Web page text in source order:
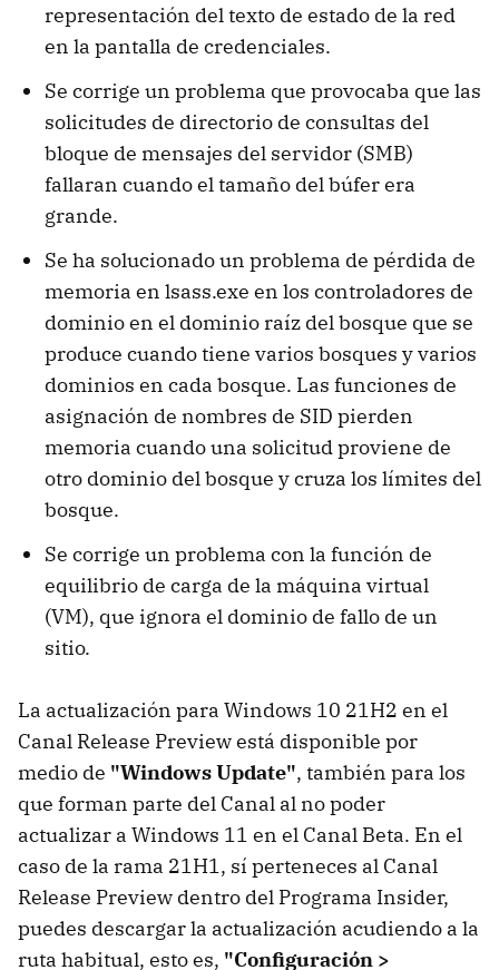
representación del texto de estado de la red
en la pantalla de credenciales.
Se corrige un problema que provocaba que las
solicitudes de directorio de consultas del
bloque de mensajes del servidor (SMB)
fallaran cuando el tamaño del búfer era
grande.
Se ha solucionado un problema de pérdida de
memoria en lsass.exe en los controladores de
dominio en el dominio raíz del bosque que se
produce cuando tiene varios bosques y varios
dominios en cada bosque. Las funciones de
asignación de nombres de SID pierden
memoria cuando una solicitud proviene de
otro dominio del bosque y cruza los límites del
bosque.
Se corrige un problema con la función de
equilibrio de carga de la máquina virtual
(VM), que ignora el dominio de fallo de un
sitio.
La actualización para Windows 10 21H2 en el
Canal Release Preview está disponible por
medio de "Windows Update", también para los
que forman parte del Canal al no poder
actualizar a Windows 11 en el Canal Beta. En el
caso de la rama 21H1, sí perteneces al Canal
Release Preview dentro del Programa Insider,
puedes descargar la actualización acudiendo a la
ruta habitual, esto es, "Configuración >